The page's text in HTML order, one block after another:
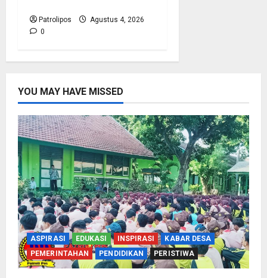
Patrolipos
Agustus 4, 2026
0
YOU MAY HAVE MISSED
ASPIRASI EDUKASI INSPIRASI
KABAR DESA
PEMERINTAHAN
PENDIDIKAN PERISTIWA